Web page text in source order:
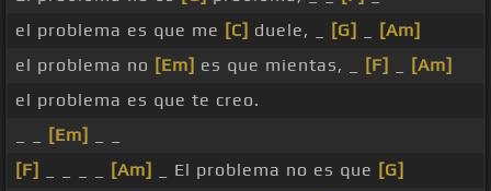
el problema es que me [C] duele, _ [G]
[Am]
el problema no [Em] es que mientas, _ [F]
[Am]
el problema es que te creo.
[Em]
[F]
[Am] _ El problema no es que [G]